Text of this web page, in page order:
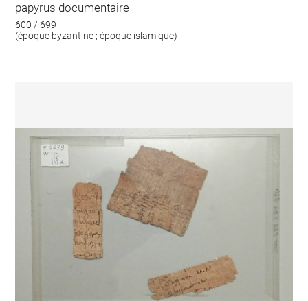
papyrus documentaire
600 / 699
(époque byzantine ; époque islamique)